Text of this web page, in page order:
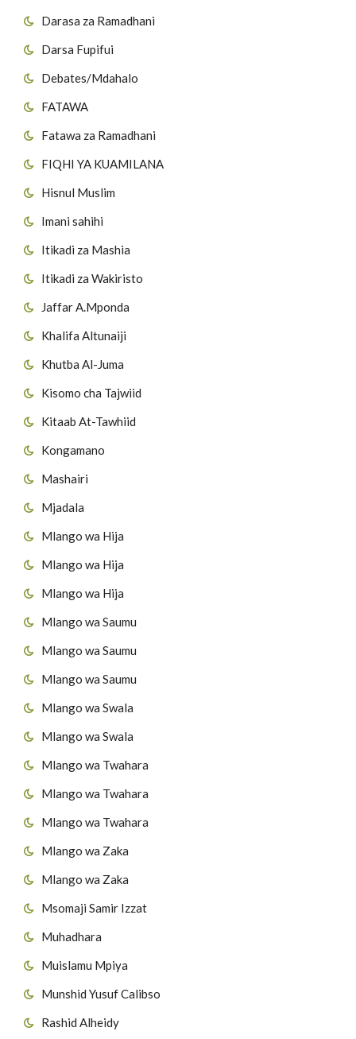
Darasa za Ramadhani
Darsa Fupifui
Debates/Mdahalo
FATAWA
Fatawa za Ramadhani
FIQHI YA KUAMILANA
Hisnul Muslim
Imani sahihi
Itikadi za Mashia
Itikadi za Wakiristo
Jaffar A.Mponda
Khalifa Altunaiji
Khutba Al-Juma
Kisomo cha Tajwiid
Kitaab At-Tawhiid
Kongamano
Mashairi
Mjadala
Mlango wa Hija
Mlango wa Hija
Mlango wa Hija
Mlango wa Saumu
Mlango wa Saumu
Mlango wa Saumu
Mlango wa Swala
Mlango wa Swala
Mlango wa Twahara
Mlango wa Twahara
Mlango wa Twahara
Mlango wa Zaka
Mlango wa Zaka
Msomaji Samir Izzat
Muhadhara
Muislamu Mpiya
Munshid Yusuf Calibso
Rashid Alheidy